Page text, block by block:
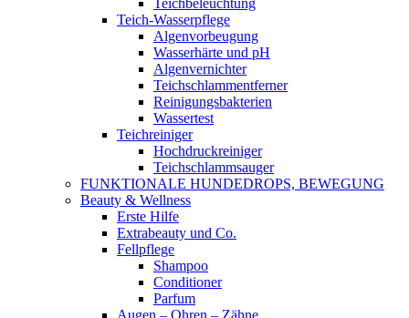
Teichbeleuchtung
Teich-Wasserpflege
Algenvorbeugung
Wasserhärte und pH
Algenvernichter
Teichschlammentferner
Reinigungsbakterien
Wassertest
Teichreiniger
Hochdruckreiniger
Teichschlammsauger
FUNKTIONALE HUNDEDROPS, BEWEGUNG
Beauty & Wellness
Erste Hilfe
Extrabeauty und Co.
Fellpflege
Shampoo
Conditioner
Parfum
Augen – Ohren – Zähne